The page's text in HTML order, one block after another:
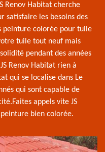
Renov Habitat cherche
satisfaire les besoins des
peinture colorée pour tuile
tuile tout neuf mais
pendant des années
Renov Habitat rien à
qui se localise dans Le
qui sont capable de
appels vite JS
bien colorée.